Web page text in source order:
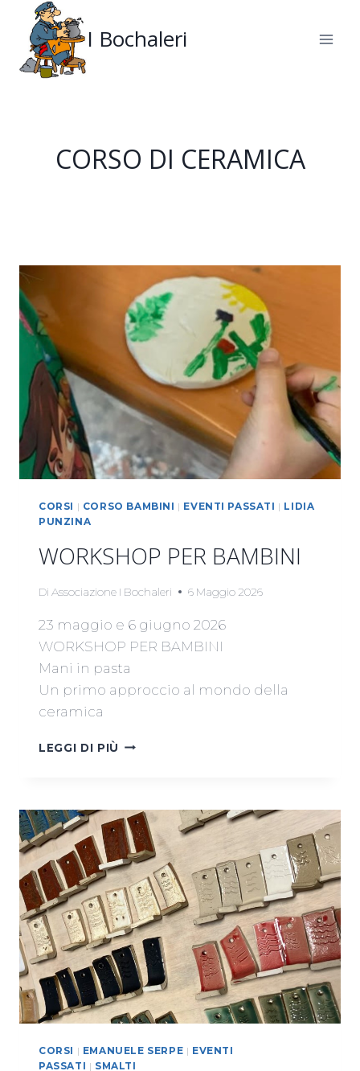
contenuto
I Bochaleri
CORSO DI CERAMICA
CORSI | CORSO BAMBINI | EVENTI PASSATI | LIDIA
PUNZINA
WORKSHOP PER BAMBINI
Di Associazione I Bochaleri 6 Maggio 2026
23 maggio e 6 giugno 2026
WORKSHOP PER BAMBINI
Mani in pasta
Un primo approccio al mondo della
ceramica
LEGGI DI PIÙ WORKSHOP
CORSI | EMANUELE SERPE | EVENTI
PASSATI | SMALTI